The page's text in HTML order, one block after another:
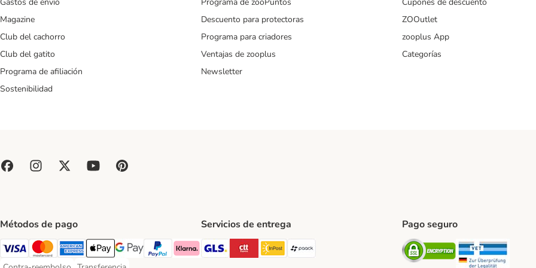
Magazine
Club del cachorro
Club del gatito
Programa de afiliación
Sostenibilidad
Descuento para protectoras
Programa para criadores
Ventajas de zooplus
Newsletter
ZOOutlet
zooplus App
Categorías
Métodos de pago
Visa Payment Method
Mastercard Payment Method
American Express Payment Method
Apple Pay Payment Method
Google Pay Payment Method
PayPal Payment Method
Klarna Payment Method
Servicios de entrega
GLS Shipping Method
CTTExpress Shipping Method
InPost Shipping Method
paack Shipping Method
Pago seguro
Security